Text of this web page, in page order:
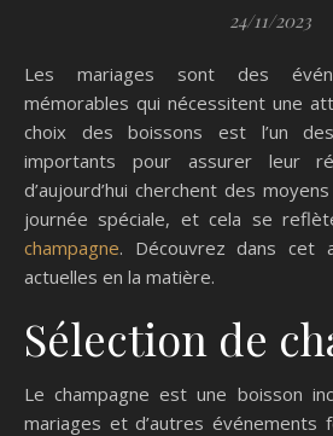
24/11/2023
Les mariages sont des événements joyeux et
mémorables qui nécessitent une
choix des boissons est l’un
importants pour assurer leur
d’aujourd’hui cherchent des
journée spéciale, et cela se
champagne. Découvrez dans cet
actuelles en la matière.
Sélection de
Le champagne est une boisson
mariages et d’autres événements